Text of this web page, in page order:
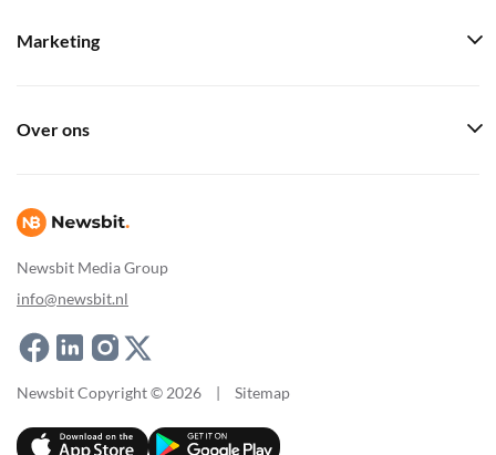
Newsbit Media Group
info@newsbit.nl
Marketing
Over ons
Newsbit Copyright © 2026 | Sitemap